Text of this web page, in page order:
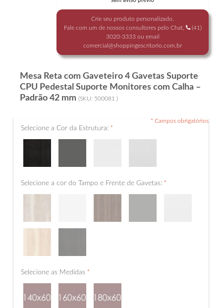
Crie seu produto personalizado.
Fale com um de nossos consultores pelo Chat,
(41)
3020-3333 ou email
comercial@shoppingescritorio.com.br
Mesa Reta com Gaveteiro 4 Gavetas Suporte
CPU Pedestal Suporte Monitores com Calha –
Padrão 42 mm (SKU: 500081 )
*
Selecione a Cor da Estrutura:
*
Selecione a cor do Tampo e Frente de Gavetas:
*
Selecione as Medidas
* Campos obrigatórios